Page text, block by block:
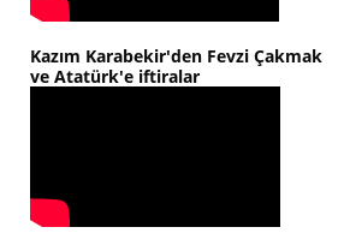
Kazım Karabekir'den Fevzi Çakmak
ve Atatürk'e iftiralar